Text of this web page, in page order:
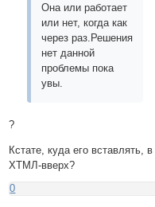
Она или работает
или нет, когда как
через раз.Решения
нет данной
проблемы пока
увы.
?
Кстате, куда его вставлять, в
ХТМЛ-вверх?
0